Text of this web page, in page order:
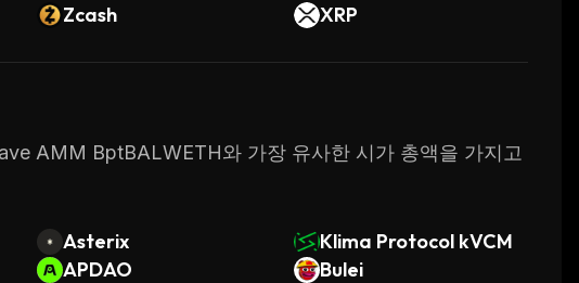
Zcash XRP
AMM BptBALWETH와 가장 유사한 시가 총액을 가지고
Asterix
Klima Protocol kVCM
APDAO Bulei